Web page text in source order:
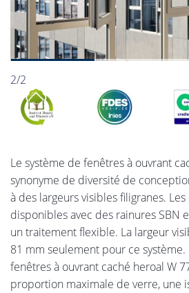
2/2
Le système de fenêtres à ouvrant
synonyme de diversité de
à des largeurs visibles filigranes.
disponibles avec des rainures SBN
un traitement flexible. La largeur
81 mm seulement pour ce système.
fenêtres à ouvrant caché heroal W
proportion maximale de verre, une